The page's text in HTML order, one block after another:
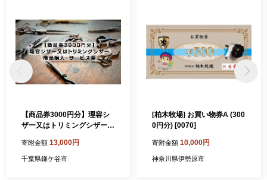
【商品券3000円分】理容シ
ザー又はトリミングシザーの
寄附金額 13,000円
千葉県鎌ケ谷市
[柏木牧場] お買い物券A (300
0円分) [0070]
寄附金額 10,000円
神奈川県伊勢原市